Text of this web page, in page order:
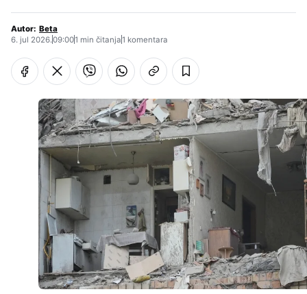
Autor: Beta
6. jul 2026.09:001 min čitanja1 komentara